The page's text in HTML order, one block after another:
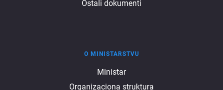
Ostali dokumenti
O MINISTARSTVU
Ministar
Organizaciona struktura